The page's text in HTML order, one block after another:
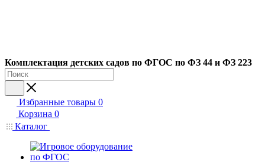
Комплектация детских садов по ФГОC по ФЗ 44 и ФЗ 223
Избранные товары 0
Корзина 0
Каталог